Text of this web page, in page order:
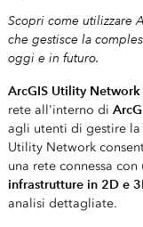
Scopri come utilizzare
che gestisce la
oggi e in futuro.
ArcGIS Utility Network
rete all'interno di
agli utenti di gestire
Utility Network
una rete connessa
infrastrutture in 2D e
analisi dettagliate.